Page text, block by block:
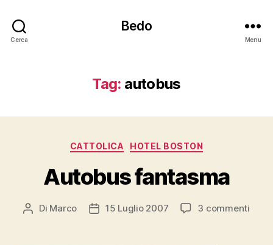
Cerca
Bedo
Menu
Tag: autobus
Categorie
CATTOLICA HOTEL BOSTON
Autobus fantasma
Autore
Di Marco
Data15 Luglio 2007 3 commentisu